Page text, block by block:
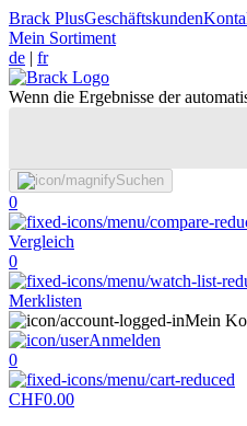
Brack PlusGeschäftskunden
Mein Sortiment
de | fr
Wenn die Ergebnisse der
Suchen
0
Vergleich
0
Merklisten
Mein
Anmelden
0
CHF0.00